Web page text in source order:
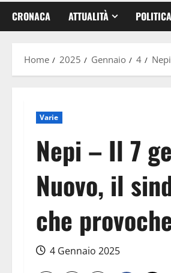
CRONACA ATTUALITÀ POLITICA
Home 2025 Gennaio 4
Varie
Nepi – Il 7
Nuovo, il
che
4 Gennaio 2025